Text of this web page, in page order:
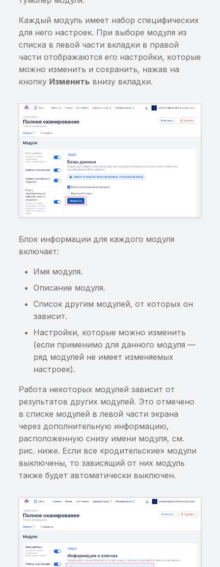
Данные из сторонних
источников могут
привести к RCE
Данные из EditText
попадают в файл
Небезопасное
криптографических
произвольного
Возможность запуска
через Intent
ContentProvider
Получение данных из
Экспортированный
Неверные параметры
алгоритма генерации
ключа
Использован уязвимый
Использование
инициализации (IV)
Каждый модуль имеет набор специфических
для него настроек. При выборе модуля из
списка в левой части вкладки в правой
части отображаются его настройки, которые
можно изменить и сохранить, нажав на
кнопку Изменить внизу вкладки.
Блок информации для каждого модуля
включает:
Имя модуля.
Описание модуля.
Список другим модулей, от которых он
зависит.
Настройки, которые можно изменить
(если применимо для данного модуля —
ряд модулей не имеет изменяемых
настроек).
Работа некоторых модулей зависит от
результатов других модулей. Это отмечено
в списке модулей в левой части экрана
через дополнительную информацию,
расположенную снизу имени модуля, см.
рис. ниже. Если все «родительские» модули
выключены, то зависящий от них модуль
также будет автоматически выключен.